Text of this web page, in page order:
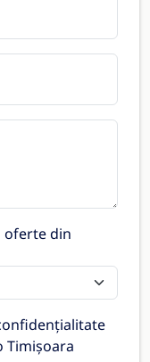
oferte din
Timișoara